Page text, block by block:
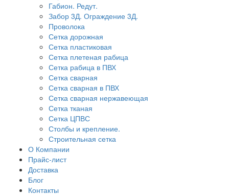
Габион. Редут.
Забор 3Д. Ограждение 3Д.
Проволока
Сетка дорожная
Сетка пластиковая
Сетка плетеная рабица
Сетка рабица в ПВХ
Сетка сварная
Сетка сварная в ПВХ
Сетка сварная нержавеющая
Сетка тканая
Сетка ЦПВС
Столбы и крепление.
Строительная сетка
О Компании
Прайс-лист
Доставка
Блог
Контакты